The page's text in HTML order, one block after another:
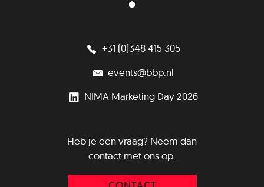
+31 (0)348 415 305
events@bbp.nl
NIMA Marketing Day 2026
Heb je een vraag? Neem dan
contact met ons op.